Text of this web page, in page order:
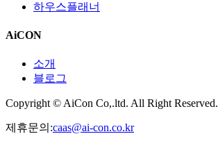
하우스플래너
AiCON
소개
블로그
Copyright © AiCon Co,.ltd. All Right Reserved.
제휴문의:caas@ai-con.co.kr